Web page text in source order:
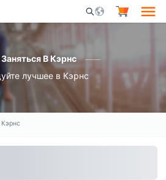
Mobile Search
В Кэрнс
лучшее в Кэрнс
Кэрнс